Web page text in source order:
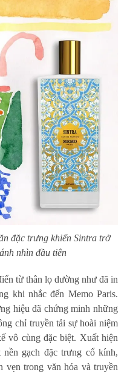
đặc trưng khiến Sintra trở
nhìn đầu tiên
từ thân lọ dường như đã in
khi nhắc đến Memo Paris.
hiệu đã chứng minh những
chỉ truyền tải sự hoài niệm
vô cùng đặc biệt. Xuất hiện
gạch đặc trưng cổ kính,
vẹn trong văn hóa và truyền